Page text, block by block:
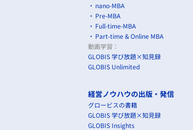
nano-MBA
Pre-MBA
Full-time-MBA
Part-time & Online MBA
動画学習：
GLOBIS 学び放題×知見録
GLOBIS Unlimited
経営ノウハウの出版・発信
グロービスの書籍
GLOBIS 学び放題×知見録
GLOBIS Insights